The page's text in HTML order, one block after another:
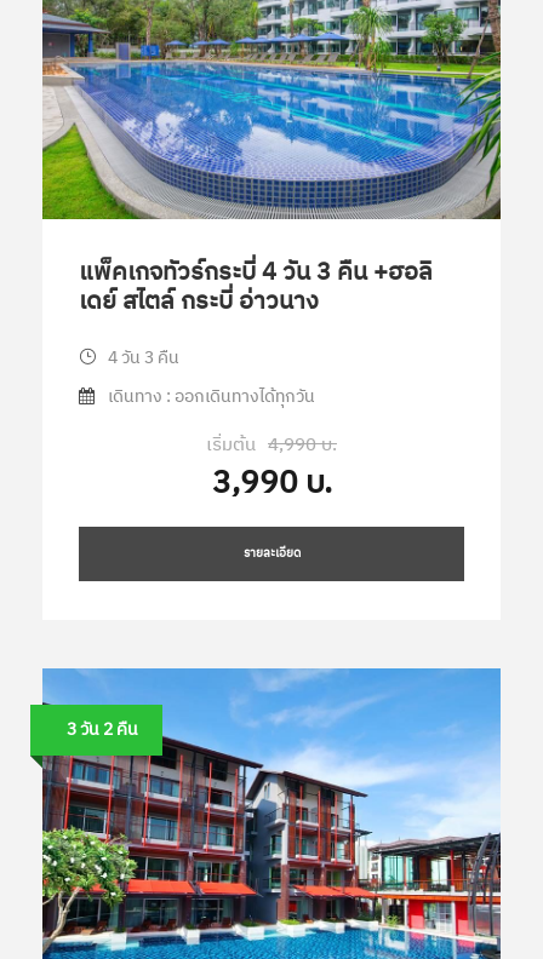
แพ็คเกจทัวร์กระบี่ 4 วัน 3 คืน +ฮอลิ
เดย์ สไตล์ กระบี่ อ่าวนาง
4 วัน 3 คืน
เดินทาง : ออกเดินทางได้ทุกวัน
เริ่มต้น 4,990 บ.
3,990 บ.
รายละเอียด
3 วัน 2 คืน